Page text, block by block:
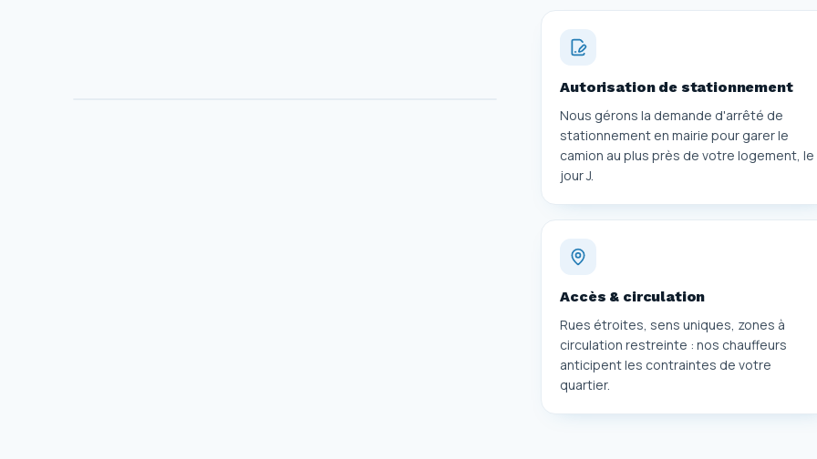
Autorisation de stationnement
Nous gérons la demande d'arrêté de
stationnement en mairie pour garer le
camion au plus près de votre logement, le
jour J.
Accès & circulation
Rues étroites, sens uniques, zones à
circulation restreinte : nos chauffeurs
anticipent les contraintes de votre
quartier.